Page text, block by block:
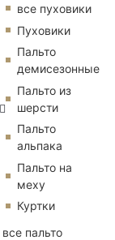
все пуховики
Пуховики
Пальто
демисезонные
Пальто из
шерсти
Пальто
альпака
Пальто на
меху
Куртки
все пальто